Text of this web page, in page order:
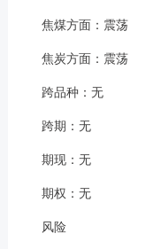
焦煤方面：震荡
焦炭方面：震荡
跨品种：无
跨期：无
期现：无
期权：无
风险